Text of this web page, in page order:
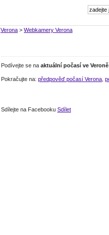
Verona > Webkamery Verona
Podívejte se na aktuální počasí ve Veroně
Pokračujte na: předpověď počasí Verona
Sdílejte na Facebooku Sdílet